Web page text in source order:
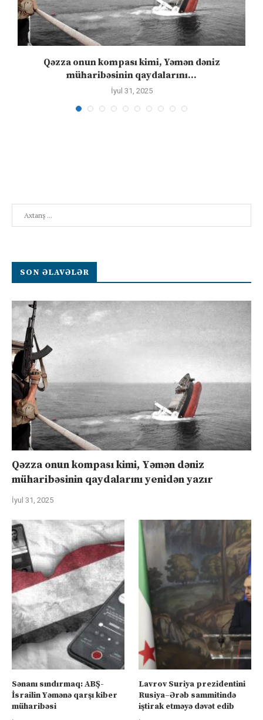
Qəzza onun kompası kimi, Yəmən dəniz
müharibəsinin qaydalarını...
İyul 31, 2025
SON ƏLAVƏLƏR
Qəzza onun kompası kimi, Yəmən dəniz
müharibəsinin qaydalarını yenidən yazır
İyul 31, 2025
Sənanı sındırmaq: ABŞ-
İsrailin Yəmənə qarşı kiber
müharibəsi
Lavrov Suriya prezidentini
Rusiya–Ərəb sammitində
iştirak etməyə dəvət edib